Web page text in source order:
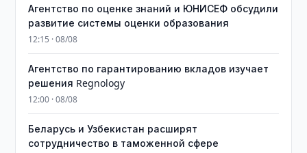
Агентство по оценке знаний и ЮНИСЕФ обсудили
развитие системы оценки образования
12:15 · 08/08
Агентство по гарантированию вкладов изучает
решения Regnology
12:00 · 08/08
Беларусь и Узбекистан расширят
сотрудничество в таможенной сфере